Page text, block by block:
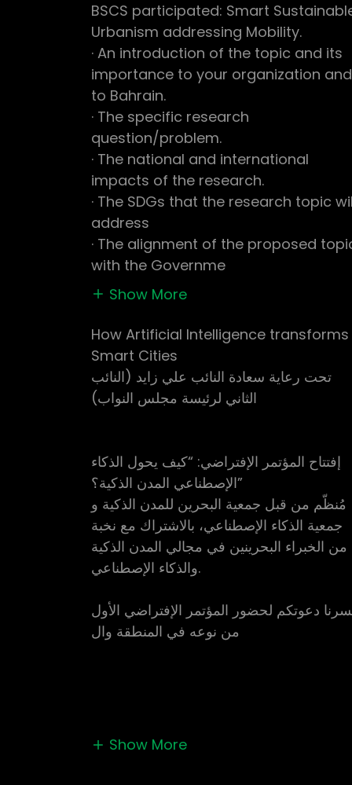
BSCS participated: Smart
Urbanism addressing Mobility.
· An introduction of the topic and its
importance to your organization and
to Bahrain.
· The specific research
question/problem.
· The national and international
impacts of the research.
· The SDGs that the research topic
address
· The alignment of the proposed
with the Governme
Show More
How Artificial Intelligence transforms
Smart Cities
تحت رعاية سعادة النائب علي زايد (النائب
الثاني لرئيسة مجلس النواب)
إفتتاح المؤتمر الإفتراضي: “كيف يحول الذكاء
الإصطناعي المدن الذكية؟”
مُنظّم من قبل جمعية البحرین للمدن الذكية و
جمعية الذكاء الإصطناعي، بالاشتراك مع نخبة
من الخبراء البحرينين في مجالي المدن الذكية
والذكاء الإصطناعي.
دعوتكم لحضور المؤتمر الإفتراضي الأول
من نوعه في المنطقة وال
Show More